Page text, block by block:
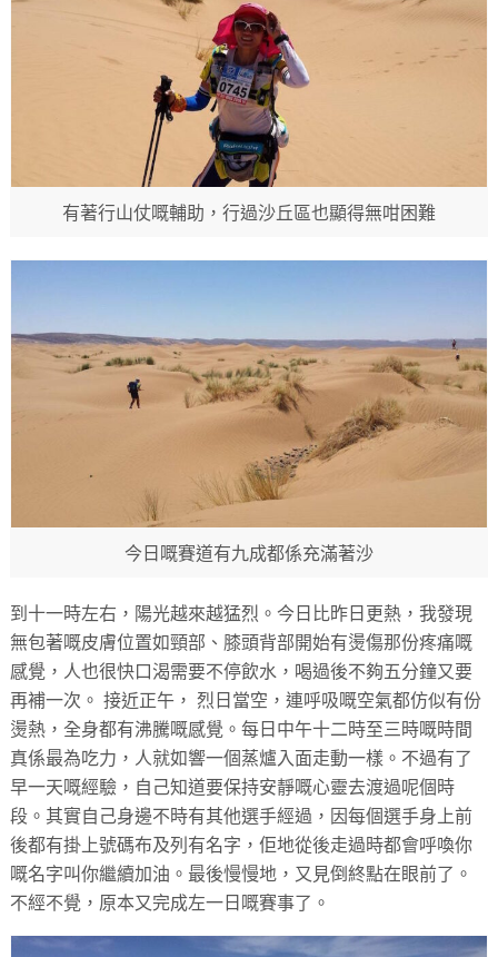
有著行山仗嘅輔助，行過沙丘區也顯得無咁困難
今日嘅賽道有九成都係充滿著沙
到十一時左右，陽光越來越猛烈。今日比昨日更熱，我發現
無包著嘅皮膚位置如頸部、膝頭背部開始有燙傷那份疼痛嘅
感覺，人也很快口渴需要不停飲水，喝過後不夠五分鐘又要
再補一次。 接近正午， 烈日當空，連呼吸嘅空氣都仿似有份
燙熱，全身都有沸騰嘅感覺。每日中午十二時至三時嘅時間
真係最為吃力，人就如響一個蒸爐入面走動一樣。不過有了
早一天嘅經驗，自己知道要保持安靜嘅心靈去渡過呢個時
段。其實自己身邊不時有其他選手經過，因每個選手身上前
後都有掛上號碼布及列有名字，佢地從後走過時都會呼喚你
嘅名字叫你繼續加油。最後慢慢地，又見倒終點在眼前了。
不經不覺，原本又完成左一日嘅賽事了。